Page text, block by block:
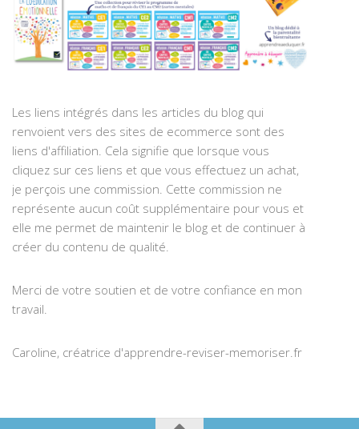
Les liens intégrés dans les articles du blog qui
renvoient vers des sites de ecommerce sont des
liens d'affiliation. Cela signifie que lorsque vous
cliquez sur ces liens et que vous effectuez un achat,
je perçois une commission. Cette commission ne
représente aucun coût supplémentaire pour vous et
elle me permet de maintenir le blog et de continuer à
créer du contenu de qualité.
Merci de votre soutien et de votre confiance en mon
travail.
Caroline, créatrice d'apprendre-reviser-memoriser.fr